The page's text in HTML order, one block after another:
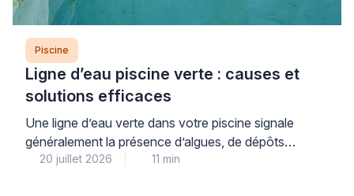
Piscine
Ligne d’eau piscine verte : causes et
solutions efficaces
Une ligne d’eau verte dans votre piscine signale
généralement la présence d’algues, de dépôts
organiques ou de résidus calcaires qui se fixent à la
20 juillet 2026 11 min